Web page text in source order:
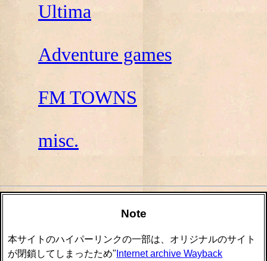
Ultima
Adventure games
FM TOWNS
misc.
Note
本サイトのハイパーリンクの一部は、オリジナルのサイト
が閉鎖してしまったため" Internet archive Wayback